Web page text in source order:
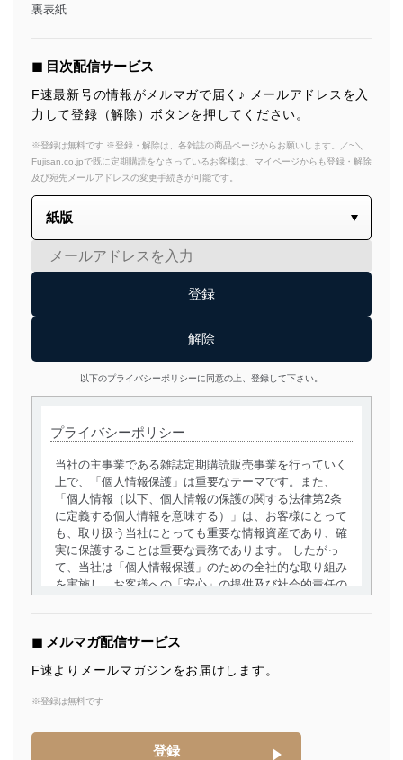
裏表紙
◼︎ 目次配信サービス
F速最新号の情報がメルマガで届く♪ メールアドレスを入
力して登録（解除）ボタンを押してください。
※登録は無料です ※登録・解除は、各雑誌の商品ページからお願いします。／~＼
Fujisan.co.jpで既に定期購読をなさっているお客様は、マイページからも登録・解除
及び宛先メールアドレスの変更手続きが可能です。
以下のプライバシーポリシーに同意の上、登録して下さい。
プライバシーポリシー
当社の主事業である雑誌定期購読販売事業を行っていく
上で、「個人情報保護」は重要なテーマです。また、
「個人情報（以下、個人情報の保護の関する法律第2条
に定義する個人情報を意味する）」は、お客様にとって
も、取り扱う当社にとっても重要な情報資産であり、確
実に保護することは重要な責務であります。 したがっ
て、当社は「個人情報保護」のための全社的な取り組み
を実施し、お客様への「安心」の提供及び社会的責任の
個人情報の取得・利用・提供について
当社は、個人情報の取得・利用・提供に際して、その利
達成に必要な範囲内で適法かつ公正な手段によって取
個人情報は、同意を得ずに目的外利用、第三者への提
供・開示は行いません。当社においてはこれらの取り組
◼︎ メルマガ配信サービス
F速よりメールマガジンをお届けします。
※登録は無料です
登録